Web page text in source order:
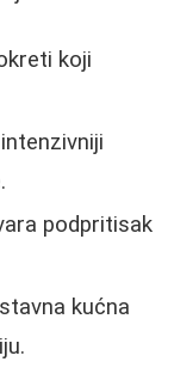
koji
podpritisak
kućna